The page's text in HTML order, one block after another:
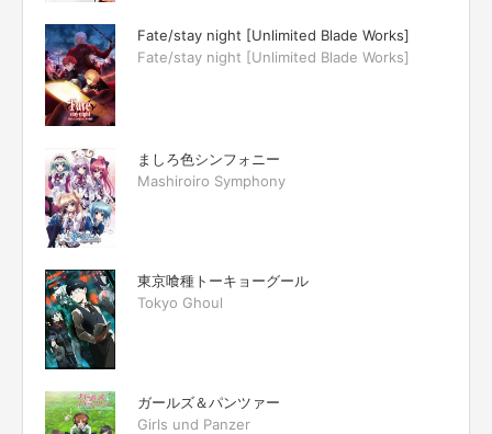
Fate/stay night [Unlimited Blade Works]
Fate/stay night [Unlimited Blade Works]
ましろ色シンフォニー
Mashiroiro Symphony
東京喰種トーキョーグール
Tokyo Ghoul
ガールズ＆パンツァー
Girls und Panzer